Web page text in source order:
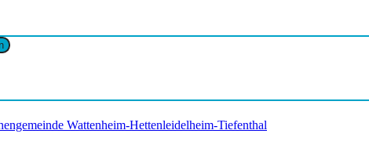
Wattenheim-Hettenleidelheim-Tiefenthal